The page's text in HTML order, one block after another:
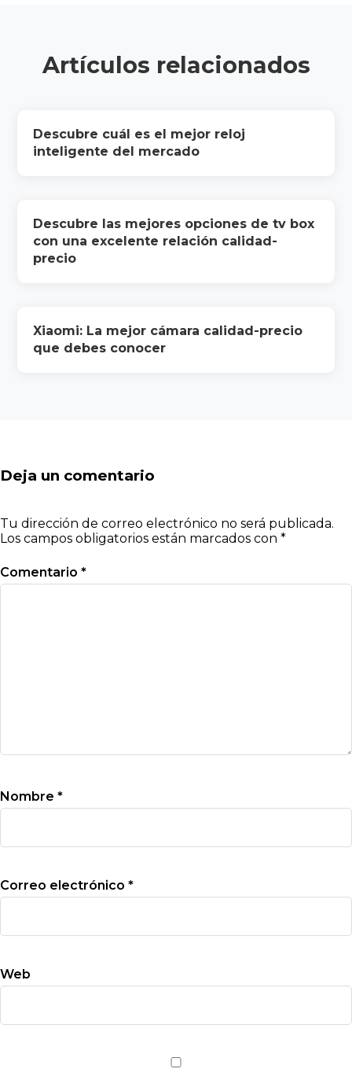
Artículos relacionados
Descubre cuál es el mejor reloj
inteligente del mercado
Descubre las mejores opciones de tv box
con una excelente relación calidad-
precio
Xiaomi: La mejor cámara calidad-precio
que debes conocer
Deja un comentario
Tu dirección de correo electrónico no será publicada.
Los campos obligatorios están marcados con *
Comentario *
Nombre *
Correo electrónico *
Web